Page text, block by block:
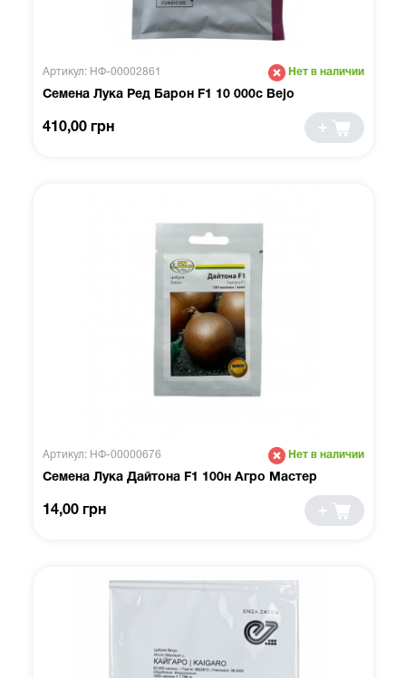
Артикул: НФ-00002861 Нет в наличии
Семена Лука Ред Барон F1 10 000с Bejo
410,00 грн
Артикул: НФ-00000676 Нет в наличии
Семена Лука Дайтона F1 100н Агро Мастер
14,00 грн